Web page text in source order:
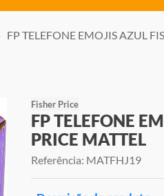
FP TELEFONE EMOJIS AZUL
Fisher Price
FP TELEFONE
PRICE MATTEL
Referência: MATFHJ19